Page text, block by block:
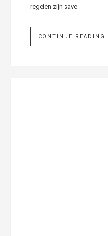
regelen zijn save
CONTINUE READING